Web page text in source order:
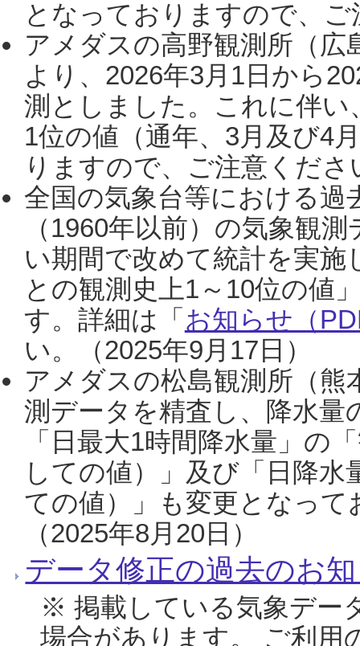
となっておりますので、
アメダスの高野観測所（
より、2026年3月1日から
測としました。これに伴い
1位の値（通年、3月及び4
りますので、ご注意くだ
全国の気象台等における過
（1960年以前）の気象観
い期間で改めて統計を実
との観測史上1～10位の値
す。詳細は「 お知らせ（
い。（2025年9月17日）
アメダスの松島観測所（熊
測データを精査し、降水
「日最大1時間降水量」の
しての値）」及び「日降
ての値）」も変更となっ
（2025年8月20日）
データ修正の過去のお
※ 掲載している気象デー
場合があります。 ご利用